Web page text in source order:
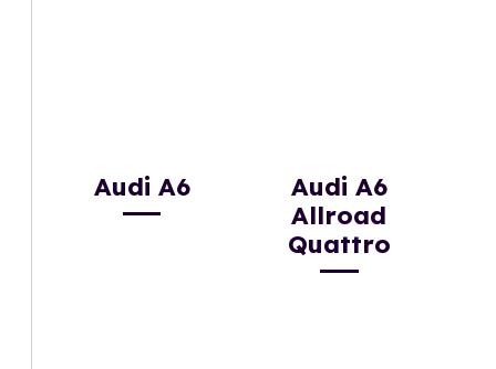
Audi A6
Audi A6
Allroad
Quattro